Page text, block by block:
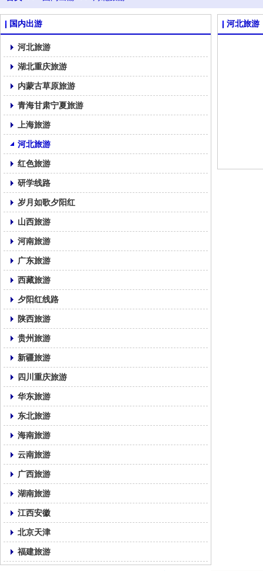
国内出游
河北旅游
湖北重庆旅游
内蒙古草原旅游
青海甘肃宁夏旅游
上海旅游
河北旅游
红色旅游
研学线路
岁月如歌夕阳红
山西旅游
河南旅游
广东旅游
西藏旅游
夕阳红线路
陕西旅游
贵州旅游
新疆旅游
四川重庆旅游
华东旅游
东北旅游
海南旅游
云南旅游
广西旅游
湖南旅游
江西安徽
北京天津
福建旅游
河北旅游